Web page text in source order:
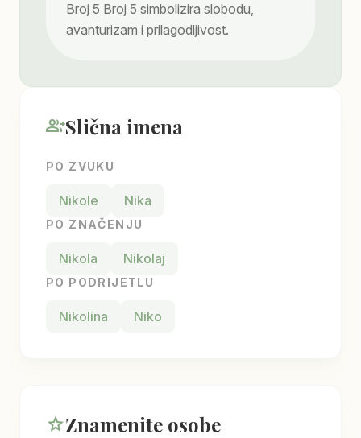
Broj 5 Broj 5 simbolizira slobodu,
avanturizam i prilagodljivost.
group_addSlična imena
PO ZVUKU
Nikole Nika
PO ZNAČENJU
Nikola Nikolaj
PO PODRIJETLU
Nikolina Niko
starZnamenite osobe